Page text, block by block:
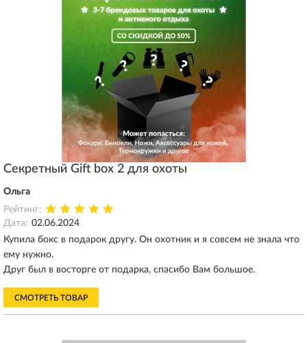
Секретный Gift box 2 для охоты
Ольга
Рейтинг:
Дата: 02.06.2024
Купила бокс в подарок другу. Он охотник и я совсем не знала что
ему нужно.
Друг был в восторге от подарка, спасибо Вам большое.
СМОТРЕТЬ ТОВАР